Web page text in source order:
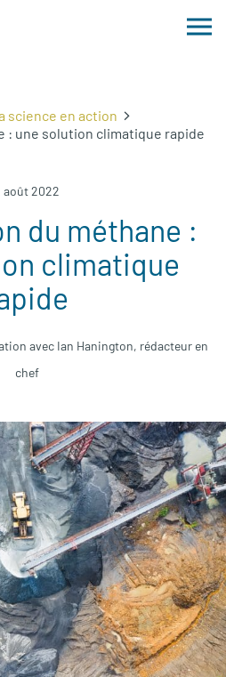
science en action
: une solution climatique rapide
août 2022
du méthane :
climatique
avec Ian Hanington, rédacteur en
chef